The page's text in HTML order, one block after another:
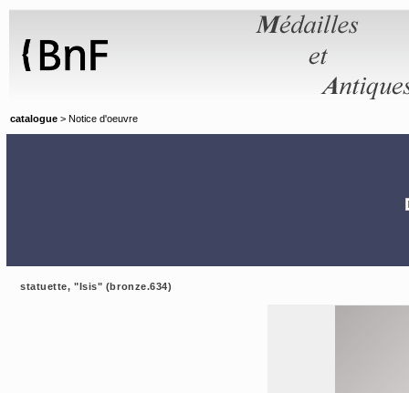
catalogue > Notice d'oeuvre
statuette, "Isis" (bronze.634)